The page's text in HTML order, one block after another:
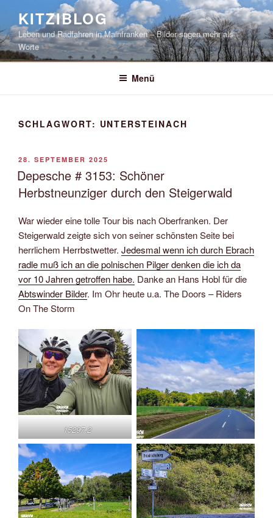
springen
KITZIBLOG
Leben und Radfahren in Mainfranken – Bilder sagen mehr als
Worte
Menü
SCHLAGWORT: UNTERSTEINACH
VERÖFFENTLICHT
AM
28. SEPTEMBER 2025
Depesche # 3153: Schöner
Herbstneunziger durch den Steigerwald
War wieder eine tolle Tour bis nach Oberfranken. Der
Steigerwald zeigte sich von seiner schönsten Seite bei
herrlichem Herrbstwetter. Jedesmal wenn ich durch Ebrach
radle muß ich an die polnischen Pilger denken die ich da
vor 10 Jahren getroffen habe. Danke an Hans Hobl für die
Abtswinder Bilder. Im Ohr heute u.a. The Doors – Riders
On The Storm
15297.2